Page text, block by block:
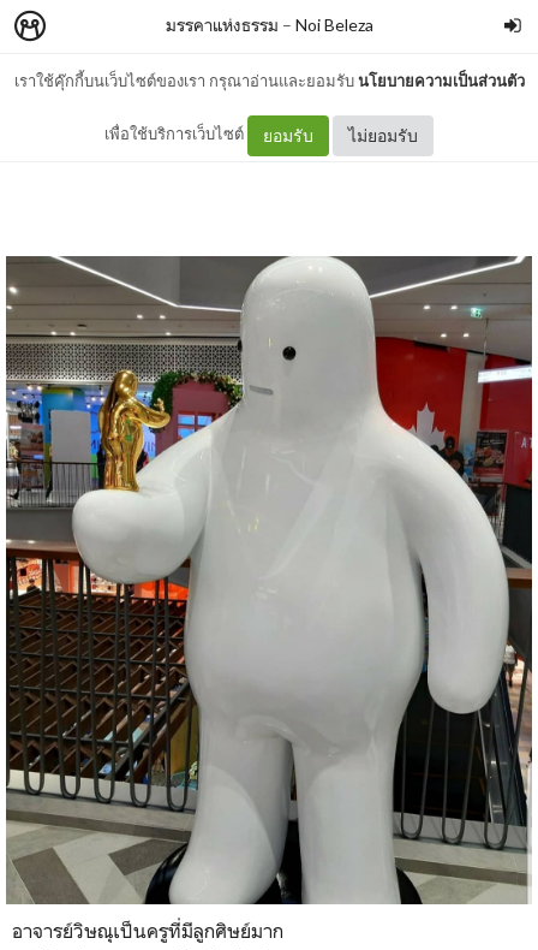
เราใช้คุ๊กกี้บนเว็บไซต์ของเรา กรุณาอ่านและยอมรับนโยบายความเป็นส่วนตัว
เพื่อใช้บริการเว็บไซต์ ยอมรับ ไม่ยอมรับ
มรรคาแห่งธรรม – Noi Beleza
ความคิด..ที่แตกต่าง
อาจารย์วิษณุเป็นครูที่มีลูกศิษย์มาก